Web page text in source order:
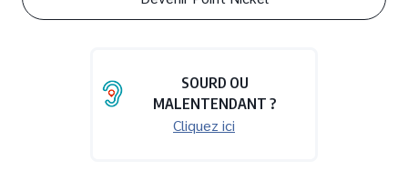
SOURD OU
MALENTENDANT ?
Cliquez ici